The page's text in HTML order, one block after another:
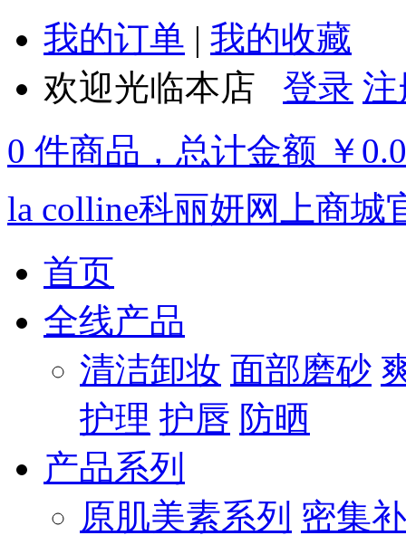
我的订单 | 我的收藏
欢迎光临本店 登录 注
0 件商品，总计金额 ￥
la colline科丽妍网上商城
首页
全线产品
清洁卸妆 面部磨砂
护理 护唇 防晒
产品系列
原肌美素系列 密集